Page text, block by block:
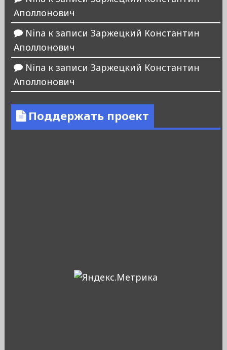
Аполлонович
Nina к записи Заржецкий Константин
Аполлонович
Nina к записи Заржецкий Константин
Аполлонович
Поддержать проект